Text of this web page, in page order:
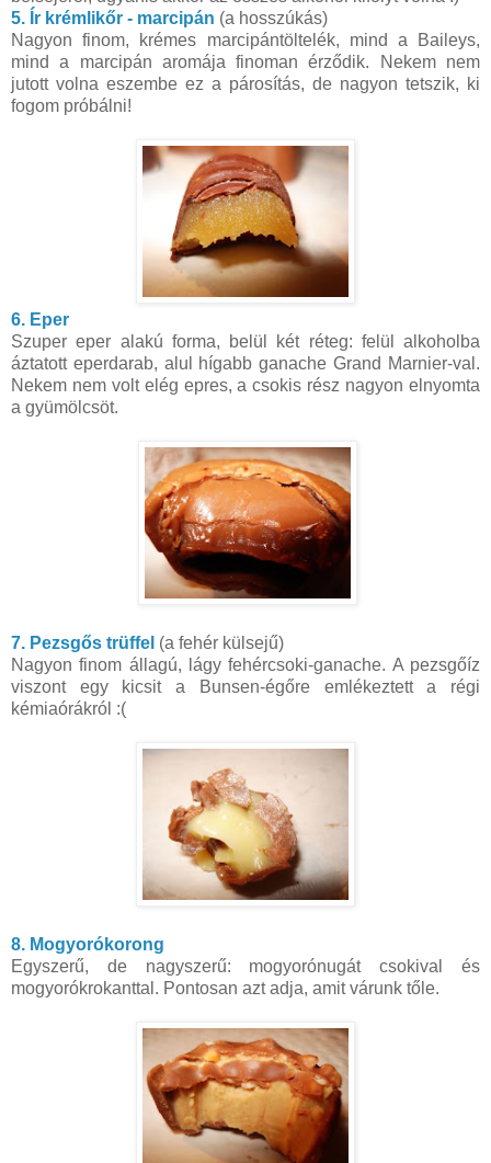
5. Ír krémlikőr - marcipán (a hosszúkás)
Nagyon finom, krémes marcipántöltelék, mind a Baileys,
mind a marcipán aromája finoman érződik. Nekem nem
jutott volna eszembe ez a párosítás, de nagyon tetszik, ki
fogom próbálni!
6. Eper
Szuper eper alakú forma, belül két réteg: felül alkoholba
áztatott eperdarab, alul hígabb ganache Grand Marnier-val.
Nekem nem volt elég epres, a csokis rész nagyon elnyomta
a gyümölcsöt.
7. Pezsgős trüffel (a fehér külsejű)
Nagyon finom állagú, lágy fehércsoki-ganache. A pezsgőíz
viszont egy kicsit a Bunsen-égőre emlékeztett a régi
kémiaórákról :(
8. Mogyorókorong
Egyszerű, de nagyszerű: mogyorónugát csokival és
mogyorókrokanttal. Pontosan azt adja, amit várunk tőle.